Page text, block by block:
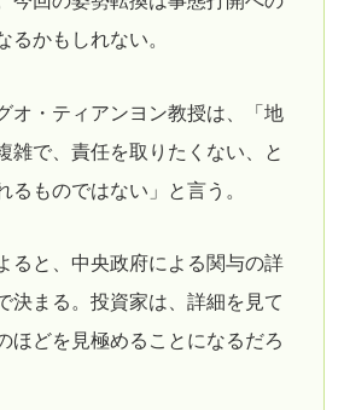
るかもしれない。
オ・ティアンヨン教授は、「地
雑で、責任を取りたくない、と
るものではない」と言う。
ると、中央政府による関与の詳
決まる。投資家は、詳細を見て
ほどを見極めることになるだろ